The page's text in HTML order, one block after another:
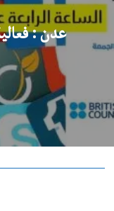
عدن :